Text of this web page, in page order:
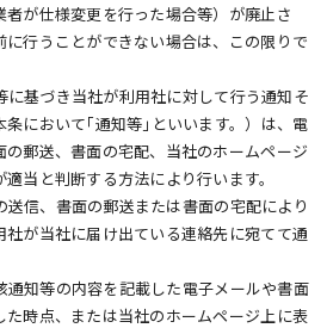
者が仕様変更を行った場合等）が廃止さ
に行うことができない場合は、この限りで
に基づき当社が利用社に対して行う通知そ
条において｢通知等｣といいます。）は、電
の郵送、書面の宅配、当社のホームページ
当と判断する方法により行います。
送信、書面の郵送または書面の宅配により
社が当社に届け出ている連絡先に宛てて通
通知等の内容を記載した電子メールや書面
た時点、または当社のホームページ上に表